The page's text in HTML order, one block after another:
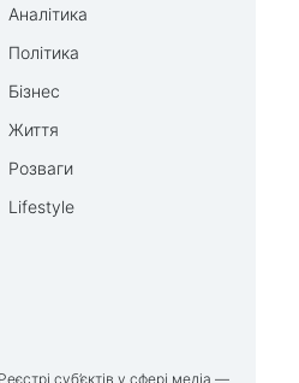
Аналітика
Політика
Бізнес
Життя
Розваги
Lifestyle
суб’єктів у сфері медіа —